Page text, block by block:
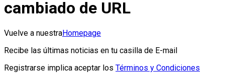
cambiado de URL
Vuelve a nuestraHomepage
Recibe las últimas noticias en tu casilla de E-mail
Registrarse implica aceptar los Términos y Condiciones